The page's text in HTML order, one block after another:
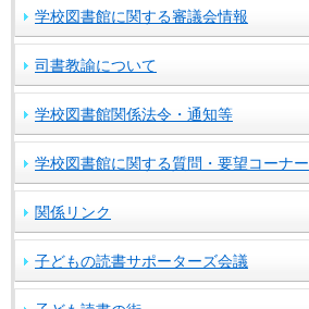
学校図書館に関する審議会情報
司書教諭について
学校図書館関係法令・通知等
学校図書館に関する質問・要望コーナー
関係リンク
子どもの読書サポーターズ会議